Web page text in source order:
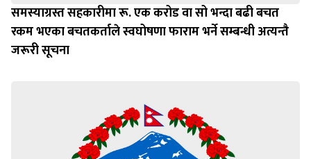
समस्याग्रस्त सहकारीमा रू. एक करोड वा सो भन्दा बढी बचत
रकम भएका बचतकर्ताले स्वघोषणा फाराम भर्ने सम्बन्धी अत्यन्तै
जरूरी सूचना